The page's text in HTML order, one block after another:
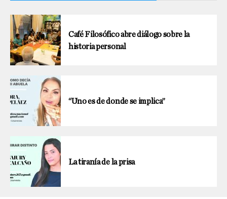
Café Filosófico abre diálogo sobre la
historia personal
“Uno es de donde se implica”
La tiranía de la prisa